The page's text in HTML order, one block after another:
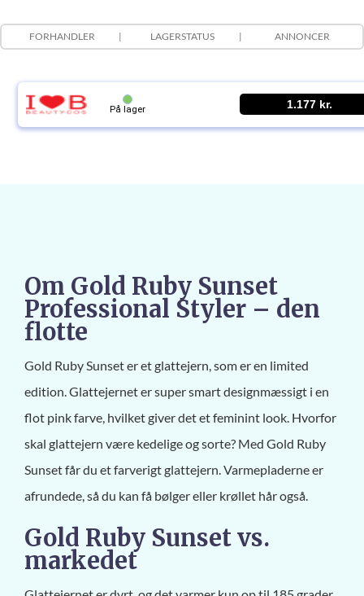
FORHANDLER LAGERSTATUS ANNONCER
På lager 1.177 kr.
Om Gold Ruby Sunset
Professional Styler – den
flotte
Gold Ruby Sunset er et glattejern, som er en limited
edition. Glattejernet er super smart designmæssigt i en
flot pink farve, hvilket giver det et feminint look. Hvorfor
skal glattejern være kedelige og sorte? Med Gold Ruby
Sunset får du et farverigt glattejern. Varmepladerne er
afrundede, så du kan få bølger eller krøllet hår også.
Gold Ruby Sunset vs.
markedet